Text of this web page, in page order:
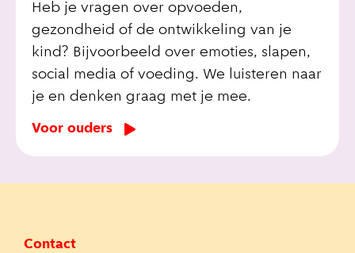
Heb je vragen over opvoeden,
gezondheid of de ontwikkeling van je
kind? Bijvoorbeeld over emoties, slapen,
social media of voeding. We luisteren naar
je en denken graag met je mee.
Voor ouders
Contact